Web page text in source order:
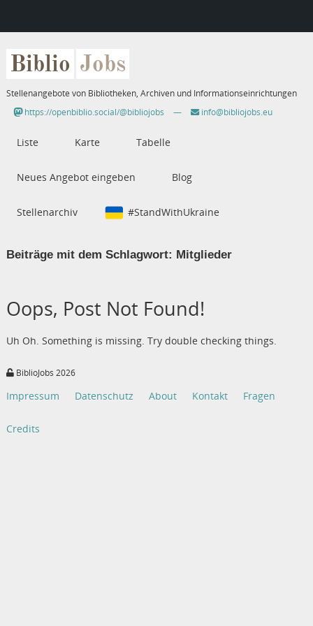
Biblio Jobs
Stellenangebote von Bibliotheken, Archiven und Informationseinrichtungen
https://openbiblio.social/@bibliojobs
— info@bibliojobs.eu
Liste Karte Tabelle
Neues Angebot eingeben Blog
Stellenarchiv #StandWithUkraine
Beiträge mit dem Schlagwort: Mitglieder
Oops, Post Not Found!
Uh Oh. Something is missing. Try double checking things.
BiblioJobs 2026
Impressum Datenschutz About Kontakt Fragen
Credits